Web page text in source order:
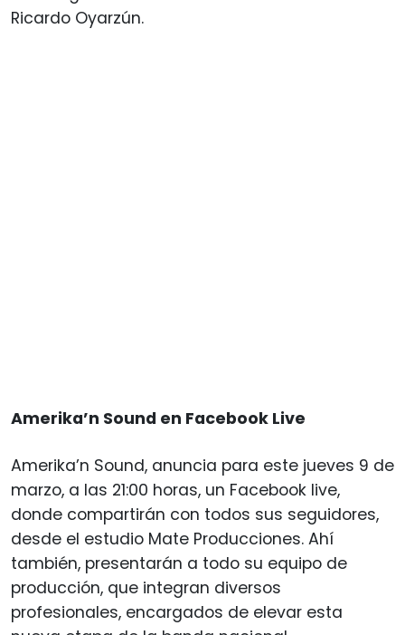
Ricardo Oyarzún.
Amerika’n Sound en Facebook Live
Amerika’n Sound, anuncia para este jueves 9 de
marzo, a las 21:00 horas, un Facebook live,
donde compartirán con todos sus seguidores,
desde el estudio Mate Producciones. Ahí
también, presentarán a todo su equipo de
producción, que integran diversos
profesionales, encargados de elevar esta